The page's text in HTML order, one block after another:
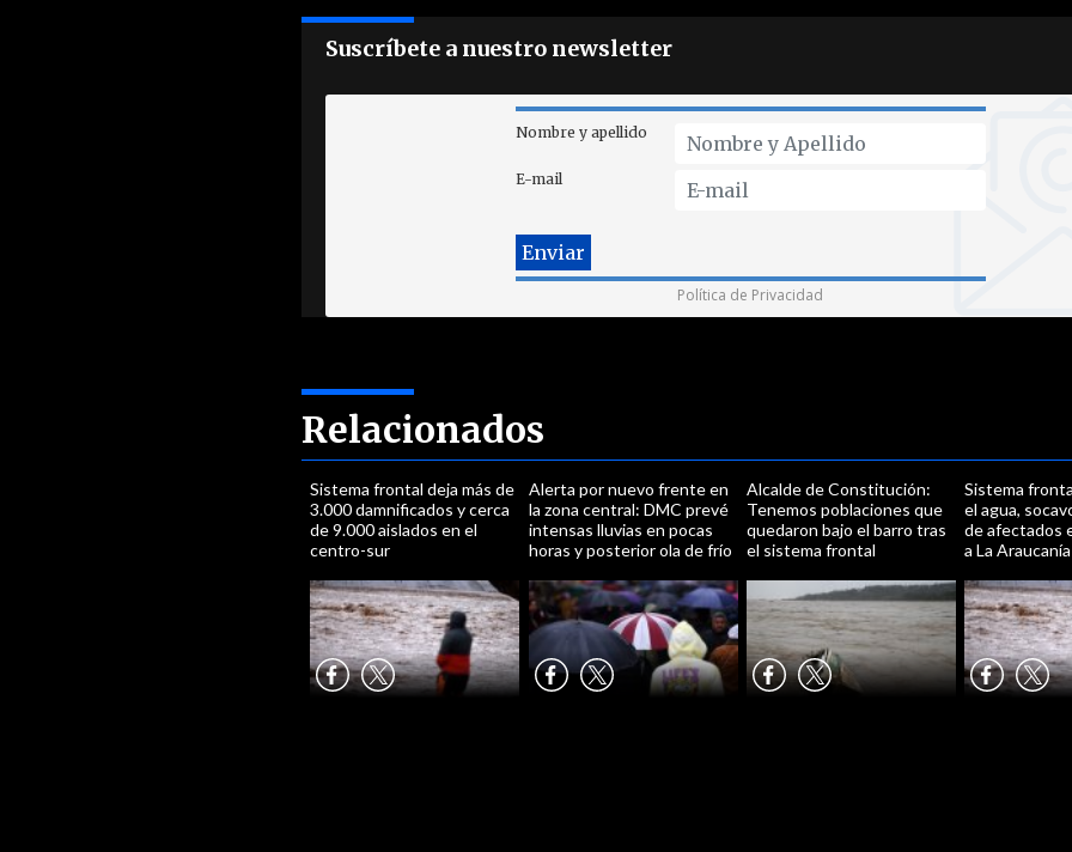
Suscríbete a nuestro newsletter
Nombre y apellido
E-mail
Política de Privacidad
Relacionados
Sistema frontal deja más de
3.000 damnificados y cerca
de 9.000 aislados en el
centro-sur
Alerta por nuevo frente en
la zona central: DMC prevé
intensas lluvias en pocas
horas y posterior ola de frío
Alcalde de Constitución:
Tenemos poblaciones que
quedaron bajo el barro tras
el sistema frontal
Sistema
el agua,
de afectados
a La Araucanía